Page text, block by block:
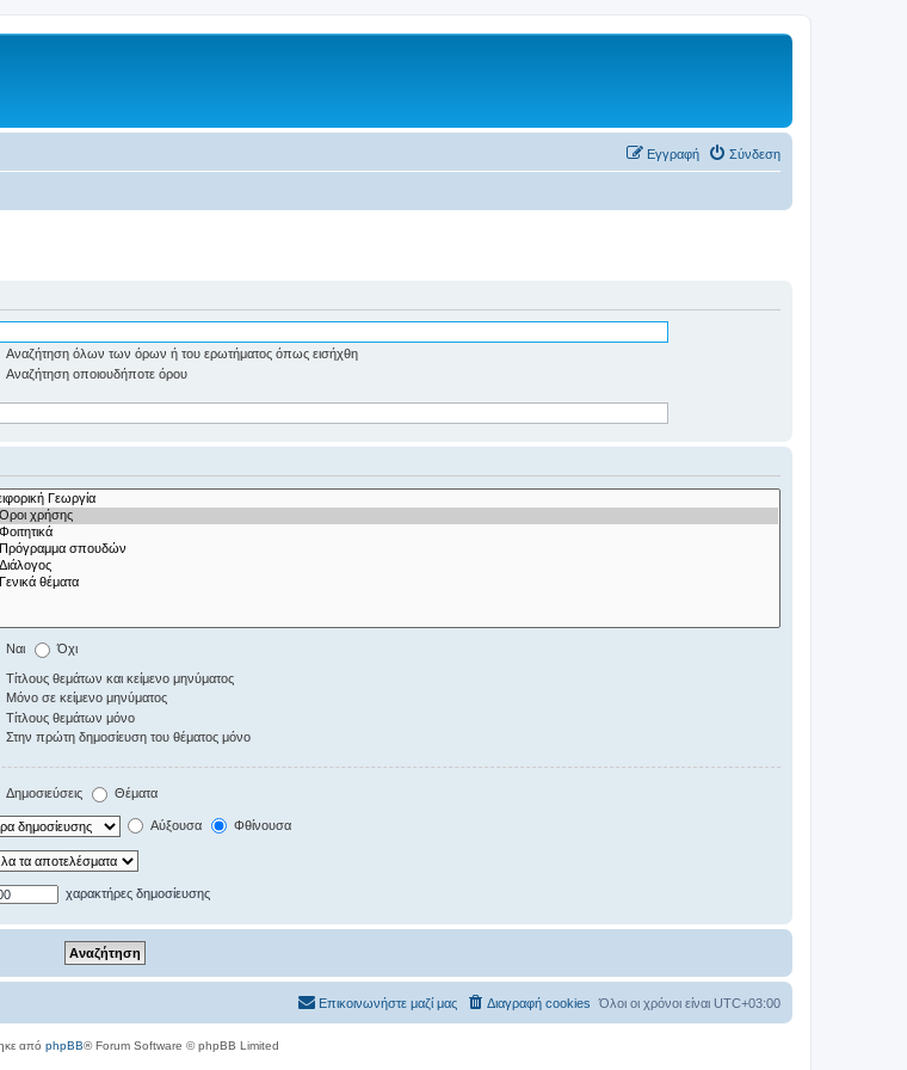
Σύνδεση
Εγγραφή
Αναζήτηση όλων των όρων ή του ερωτήματος όπως εισήχθη
Αναζήτηση οποιουδήποτε όρου
Ναι Όχι
Τίτλους θεμάτων και κείμενο μηνύματος
Μόνο σε κείμενο μηνύματος
Τίτλους θεμάτων μόνο
Στην πρώτη δημοσίευση του θέματος μόνο
Δημοσιεύσεις Θέματα
Αύξουσα Φθίνουσα
χαρακτήρες δημοσίευσης
Όλοι οι χρόνοι είναι UTC+03:00
Διαγραφή cookies
Επικοινωνήστε μαζί μας
από phpBB® Forum Software © phpBB Limited